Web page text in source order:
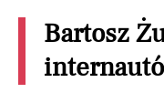
Bartosz